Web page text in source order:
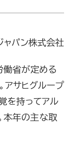
ャパン株式会社
省が定める
アサヒグループ
を持ってアル
本年の主な取